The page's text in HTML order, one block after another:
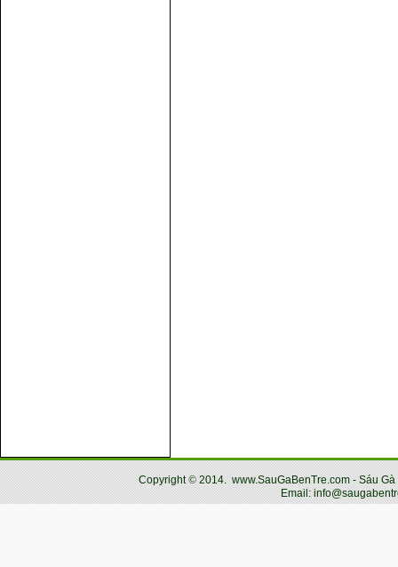
Copyright© 2014. www.SauGaBenTre.com - Sáu
Email: